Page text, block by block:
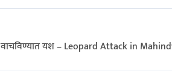
वाचविण्यात यश – Leopard Attack in